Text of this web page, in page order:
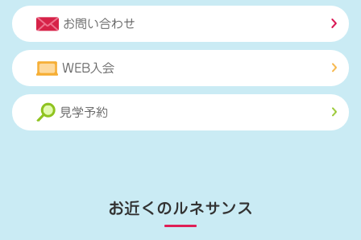
お問い合わせ
WEB入会
見学予約
お近くのルネサンス